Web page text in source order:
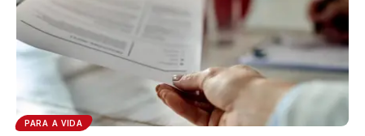
PARA A VIDA